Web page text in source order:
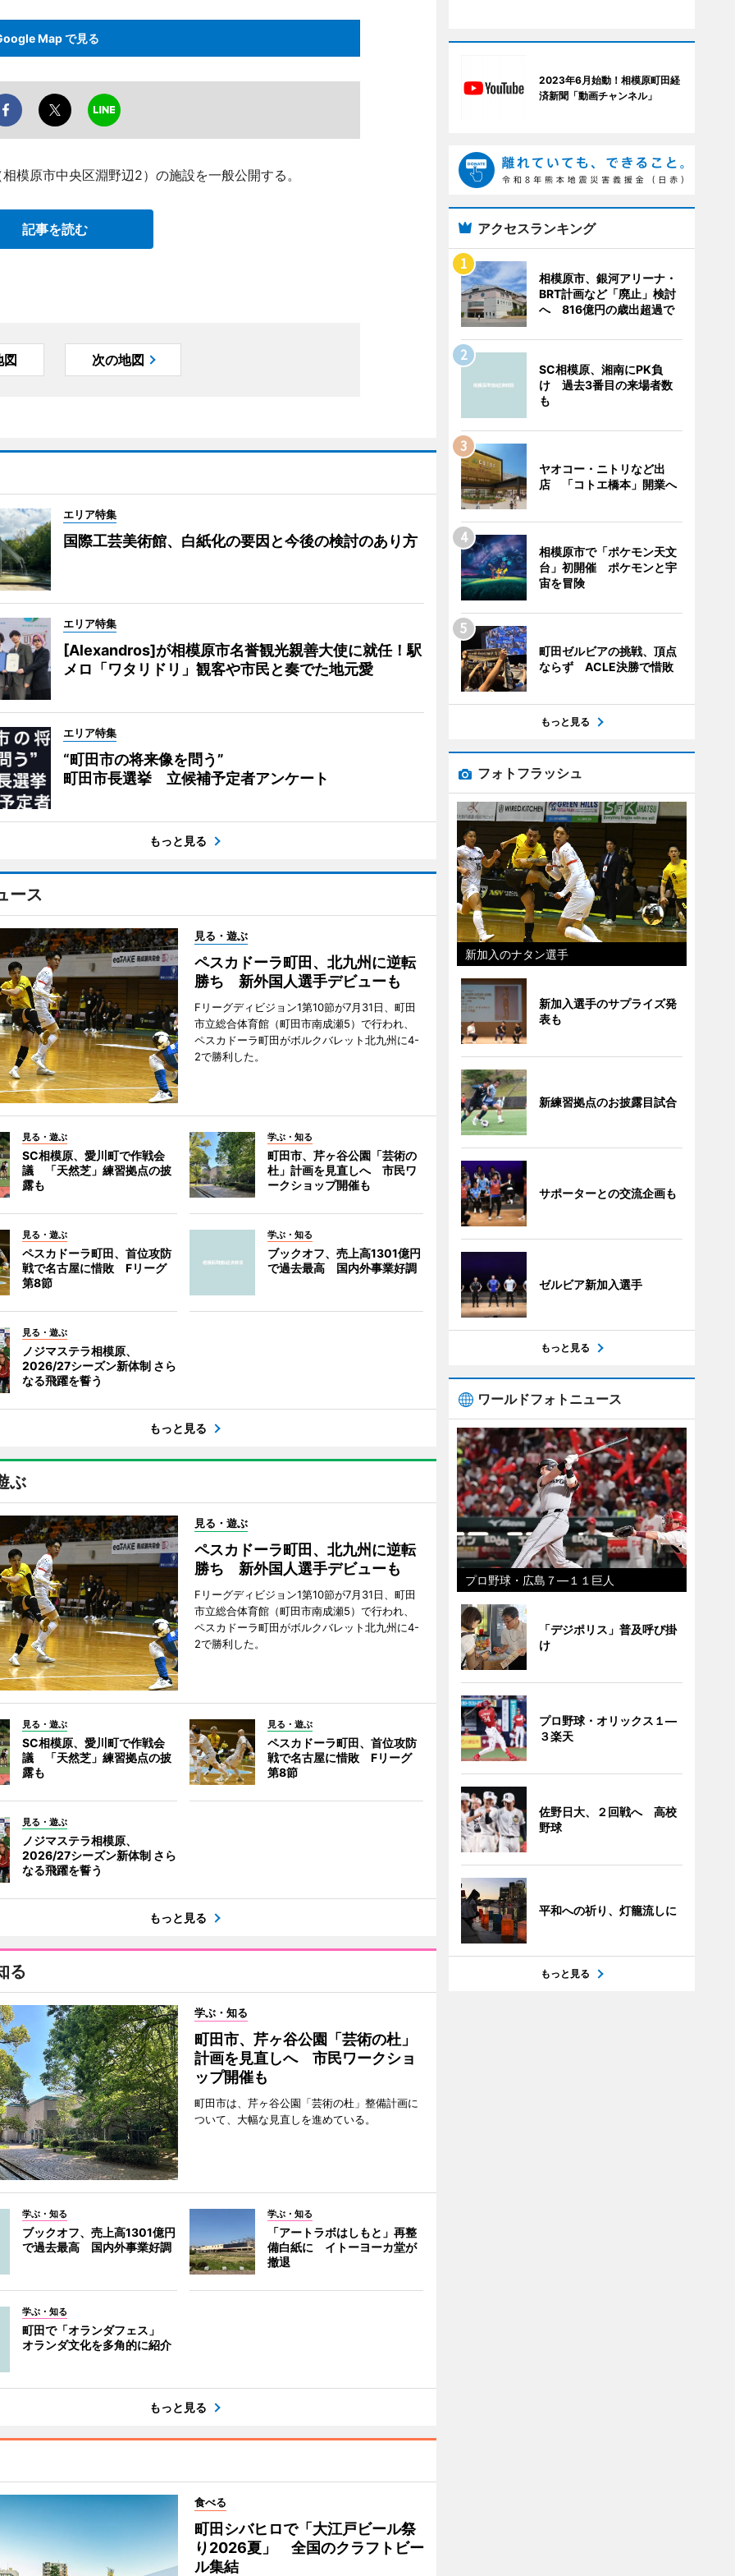
Map で見る
模原市中央区淵野辺2）の施設を一般公開する。
記事を読む
図 次の地図
エリア特集
国際工芸美術館、白紙化の要因と今後の検討のあり方
エリア特集
[Alexandros]が相模原市名誉観光親善大使に就任！駅
メロ「ワタリドリ」観客や市民と奏でた地元愛
エリア特集
“町田市の将来像を問う”
町田市長選挙 立候補予定者アンケート
もっと見る
ース
見る・遊ぶ
ペスカドーラ町田、北九州に逆転
勝ち 新外国人選手デビューも
Fリーグディビジョン1第10節が7月31日、町田
市立総合体育館（町田市南成瀬5）で行われ、
ペスカドーラ町田がボルクバレット北九州に4-
2で勝利した。
見る・遊ぶ
SC相模原、愛川町で作戦会
議 「天然芝」練習拠点の披
露も
学ぶ・知る
町田市、芹ヶ谷公園「芸術の
杜」計画を見直しへ 市民ワ
ークショップ開催も
見る・遊ぶ
ペスカドーラ町田、首位攻防
戦で名古屋に惜敗 Fリーグ
第8節
学ぶ・知る
ブックオフ、売上高1301億円
で過去最高 国内外事業好調
見る・遊ぶ
ノジマステラ相模原、
2026/27シーズン新体制 さら
なる飛躍を誓う
もっと見る
ぶ
見る・遊ぶ
ペスカドーラ町田、北九州に逆転
勝ち 新外国人選手デビューも
Fリーグディビジョン1第10節が7月31日、町田
市立総合体育館（町田市南成瀬5）で行われ、
ペスカドーラ町田がボルクバレット北九州に4-
2で勝利した。
見る・遊ぶ
SC相模原、愛川町で作戦会
議 「天然芝」練習拠点の披
露も
見る・遊ぶ
ペスカドーラ町田、首位攻防
戦で名古屋に惜敗 Fリーグ
第8節
見る・遊ぶ
ノジマステラ相模原、
2026/27シーズン新体制 さら
なる飛躍を誓う
もっと見る
る
学ぶ・知る
町田市、芹ヶ谷公園「芸術の杜」
計画を見直しへ 市民ワークショ
ップ開催も
町田市は、芹ヶ谷公園「芸術の杜」整備計画に
ついて、大幅な見直しを進めている。
学ぶ・知る
ブックオフ、売上高1301億円
で過去最高 国内外事業好調
学ぶ・知る
「アートラボはしもと」再整
備白紙に イトーヨーカ堂が
撤退
学ぶ・知る
町田で「オランダフェス」
オランダ文化を多角的に紹介
もっと見る
食べる
町田シバヒロで「大江戸ビール祭
り2026夏」 全国のクラフトビー
ル集結
2023年6月始動！相模原町田経
済新聞「動画チャンネル」
アクセスランキング
相模原市、銀河アリーナ・
BRT計画など「廃止」検討
へ 816億円の歳出超過で
SC相模原、湘南にPK負
け 過去3番目の来場者数
も
ヤオコー・ニトリなど出
店 「コトエ橋本」開業へ
相模原市で「ポケモン天文
台」初開催 ポケモンと宇
宙を冒険
町田ゼルビアの挑戦、頂点
ならず ACLE決勝で惜敗
もっと見る
フォトフラッシュ
新加入のナタン選手
新加入選手のサプライズ発
表も
新練習拠点のお披露目試合
サポーターとの交流企画も
ゼルビア新加入選手
もっと見る
ワールドフォトニュース
プロ野球・広島７―１１巨人
「デジポリス」普及呼び掛
け
プロ野球・オリックス１―
３楽天
佐野日大、２回戦へ 高校
野球
平和への祈り、灯籠流しに
もっと見る